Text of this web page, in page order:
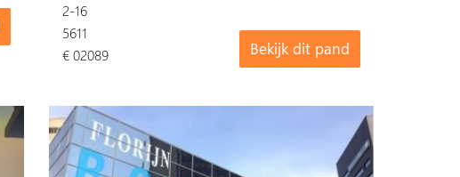
2-16
Bekijk dit pand
5611
€ 02089